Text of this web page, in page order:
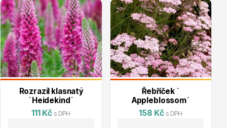
Hortenzie
Rozrazil klasnatý
´Heidekind´
111 Kč s DPH
Řebříček ´
Appleblossom´
158 Kč s DPH